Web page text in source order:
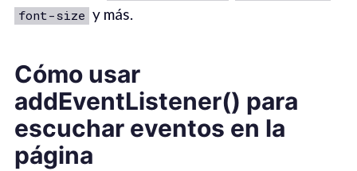
font-size y más.
Cómo usar
addEventListener() para
escuchar eventos en la
página